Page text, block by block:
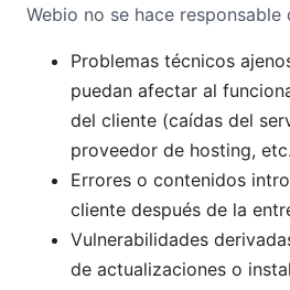
Webio no se hace responsable
Problemas técnicos
puedan afectar al
del cliente (caídas del
proveedor de hosting,
Errores o contenidos
cliente después de la
Vulnerabilidades
de actualizaciones o